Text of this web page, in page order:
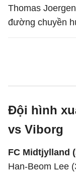
Thomas
đường chuyền
Đội hình
vs Viborg
FC Midtjylland
Han-Beom Lee